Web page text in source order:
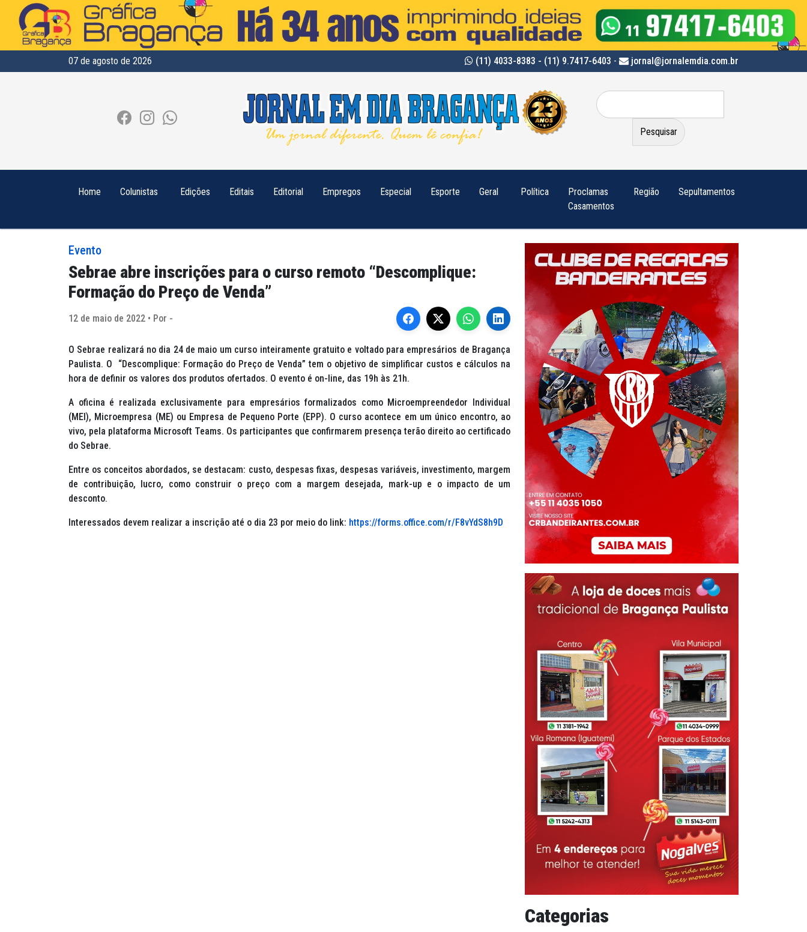
07 de agosto de 2026 (11) 4033-8383 - (11) 9.7417-6403 - jornal@jornalemdia.com.br
Pesquisar
por:
Home Colunistas Edições Editais Editorial Empregos Especial Esporte Geral Política
Proclamas
Casamentos
Região Sepultamentos
Evento
Sebrae abre inscrições para o curso remoto “Descomplique:
Formação do Preço de Venda”
12 de maio de 2022 • Por -
O Sebrae realizará no dia 24 de maio um curso inteiramente gratuito e voltado para empresários de Bragança
Paulista. O “Descomplique: Formação do Preço de Venda” tem o objetivo de simplificar custos e cálculos na
hora de definir os valores dos produtos ofertados. O evento é on-line, das 19h às 21h.
A oficina é realizada exclusivamente para empresários formalizados como Microempreendedor Individual
(MEI), Microempresa (ME) ou Empresa de Pequeno Porte (EPP). O curso acontece em um único encontro, ao
vivo, pela plataforma Microsoft Teams. Os participantes que confirmarem presença terão direito ao certificado
do Sebrae.
Entre os conceitos abordados, se destacam: custo, despesas fixas, despesas variáveis, investimento, margem
de contribuição, lucro, como construir o preço com a margem desejada, mark-up e o impacto de um
desconto.
Interessados devem realizar a inscrição até o dia 23 por meio do link: https://forms.office.com/r/F8vYdS8h9D
Categorias